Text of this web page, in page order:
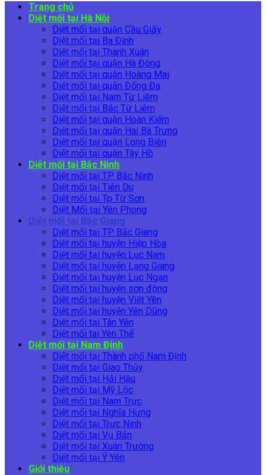
Trang chủ
Diệt mối tại Hà Nội
Diệt mối tại quận Cầu Giấy
Diệt mối tại Ba Đình
Diệt mối tại Thanh Xuân
Diệt mối tại quận Hà Đông
Diệt mối tại quận Hoàng Mai
Diệt mối tại quận Đống Đa
Diệt mối tại Nam Từ Liêm
Diệt mối tại Bắc Từ Liêm
Diệt mối tại quận Hoàn Kiếm
Diệt mối tại quận Hai Bà Trưng
Diệt mối tại quận Long Biên
Diệt mối tại quận Tây Hồ
Diệt mối tại Bắc Ninh
Diệt mối tại TP Bắc Ninh
Diệt mối tại Tiên Du
Diệt mối tại Tp Từ Sơn
Diệt Mối tại Yên Phong
Diệt mối tại Bắc Giang
Diệt mối tại TP Bắc Giang
Diệt mối tại huyện Hiệp Hòa
Diệt mối tại huyện Lục Nam
Diệt mối tại huyện Lạng Giang
Diệt mối tại huyện Lục Ngạn
Diệt mối tại huyện sơn động
Diệt mối tại huyện Việt Yên
Diệt mối tại huyện Yên Dũng
Diệt mối tại Tân Yên
Diệt mối tai Yên Thế
Diệt mối tại Nam Định
Diệt mối tại Thành phố Nam Định
Diệt mối tại Giao Thủy
Diệt mối tại Hải Hậu
Diệt mối tại Mỹ Lộc
Diệt mối tại Nam Trực
Diệt mối tại Nghĩa Hưng
Diệt mối tại Trực Ninh
Diệt mối tại Vụ Bản
Diệt mối tại Xuân Trường
Diệt mối tại Ý Yên
Giới thiệu